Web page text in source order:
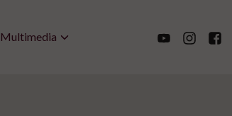
Multimedia